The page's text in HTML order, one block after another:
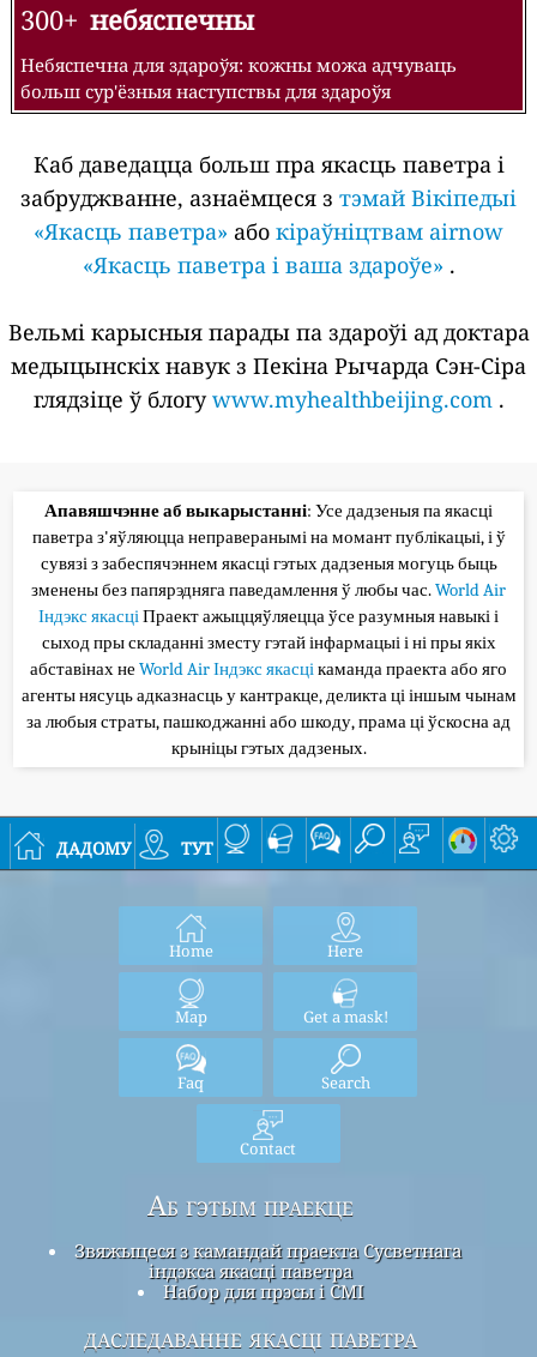
300+ небяспечны
Небяспечна для здароўя: кожны можа адчуваць
больш сур'ёзныя наступствы для здароўя
Каб даведацца больш пра якасць паветра і
забруджванне, азнаёмцеся з тэмай Вікіпедыі
«Якасць паветра» або кіраўніцтвам airnow
«Якасць паветра і ваша здароўе» .
Вельмі карысныя парады па здароўі ад доктара
медыцынскіх навук з Пекіна Рычарда Сэн-Сіра
глядзіце ў блогуwww.myhealthbeijing.com.
Апавяшчэнне аб выкарыстанні: Усе дадзеныя па якасці
паветра з'яўляюцца неправеранымі на момант публікацыі, і ў
сувязі з забеспячэннем якасці гэтых дадзеныя могуць быць
зменены без папярэдняга паведамлення ў любы час.World Air
Індэкс якасціПраект ажыццяўляецца ўсе разумныя навыкі і
сыход пры складанні зместу гэтай інфармацыі і ні пры якіх
абставінах не World Air Індэкс якасцікаманда праекта або яго
агенты нясуць адказнасць у кантракце, деликта ці іншым чынам
за любыя страты, пашкоджанні або шкоду, прама ці ўскосна ад
крыніцы гэтых дадзеных.
дадому тут
Home Here
Map Get a mask!
Faq Search
Contact
Аб гэтым праекце
Звяжыцеся з камандай праекта Сусветнага
індэкса якасці паветра
Набор для прэсы і СМІ
даследаванне якасці паветра